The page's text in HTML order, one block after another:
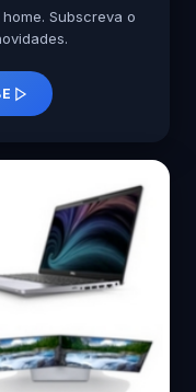
Subscreva o